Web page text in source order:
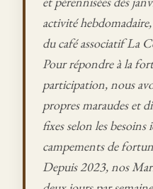
activité
du café associatif La
Pour répondre à la
participation, nous
propres maraudes et
fixes selon les
campements de
Depuis 2023, nos